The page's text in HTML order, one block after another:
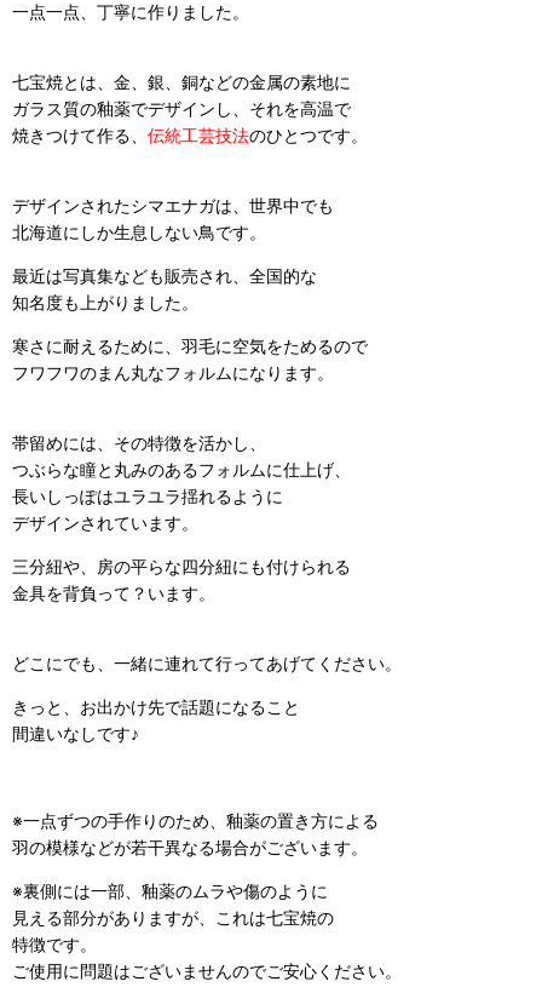
一点一点、丁寧に作りました。
七宝焼とは、金、銀、銅などの金属の素地に
ガラス質の釉薬でデザインし、それを高温で
焼きつけて作る、 伝統工芸技法のひとつです。
デザインされたシマエナガは、世界中でも
北海道にしか生息しない鳥です。
最近は写真集なども販売され、全国的な
知名度も上がりました。
寒さに耐えるために、羽毛に空気をためるので
フワフワのまん丸なフォルムになります。
帯留めには、その特徴を活かし、
つぶらな瞳と丸みのあるフォルムに仕上げ、
長いしっぽはユラユラ揺れるように
デザインされています。
三分紐や、房の平らな四分紐にも付けられる
金具を背負って？います。
どこにでも、一緒に連れて行ってあげてください。
きっと、お出かけ先で話題になること
間違いなしです♪
※一点ずつの手作りのため、釉薬の置き方による
羽の模様などが若干異なる場合がございます。
※裏側には一部、釉薬のムラや傷のように
見える部分がありますが、これは七宝焼の
特徴です。
ご使用に問題はございませんのでご安心ください。